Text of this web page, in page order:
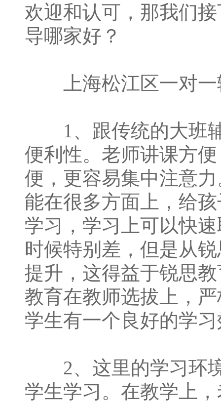
欢迎和认可，那我们
导哪家好？
上海松江区一对一
1、跟传统的大班辅
便利性。老师讲课方
便，更容易集中注意
能在很多方面上，给
学习，学习上可以快
时候特别差，但是从
提升，这得益于锐思
教育在教师选拔上，
学生有一个良好的学
2、这里的学习环境
学生学习。在教学上